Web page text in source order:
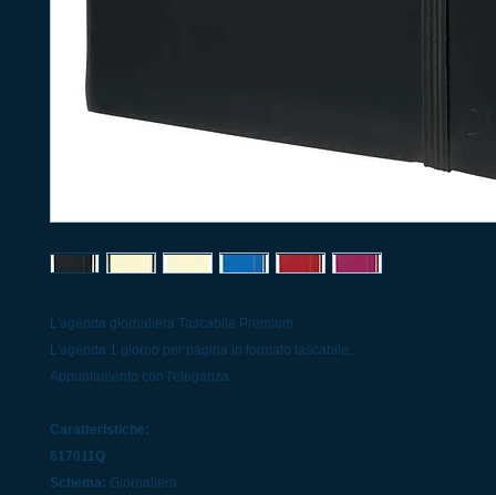
L'agenda giornaliera Tascabile Premium.
L'agenda 1 giorno per pagina in formato tascabile.
Appuntamento con l'eleganza
Caratteristiche:
617011Q
Schema: Giornaliera